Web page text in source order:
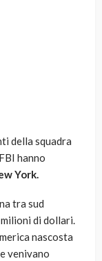
della squadra
hanno
York.
tra sud
di dollari.
nascosta
venivano